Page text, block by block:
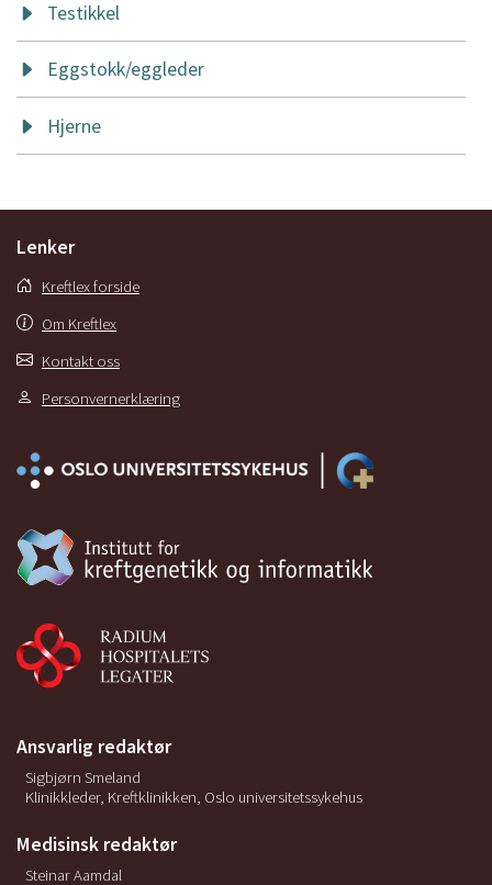
Testikkel
Eggstokk/eggleder
Hjerne
Lenker
Kreftlex forside
Om Kreftlex
Kontakt oss
Personvernerklæring
Ansvarlig redaktør
Sigbjørn Smeland
Klinikkleder, Kreftklinikken, Oslo universitetssykehus
Medisinsk redaktør
Steinar Aamdal